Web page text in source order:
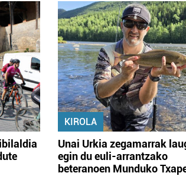
KIROLA
Unai Urkia zegamarrak
egin du euli-arrantzako
beteranoen Munduko